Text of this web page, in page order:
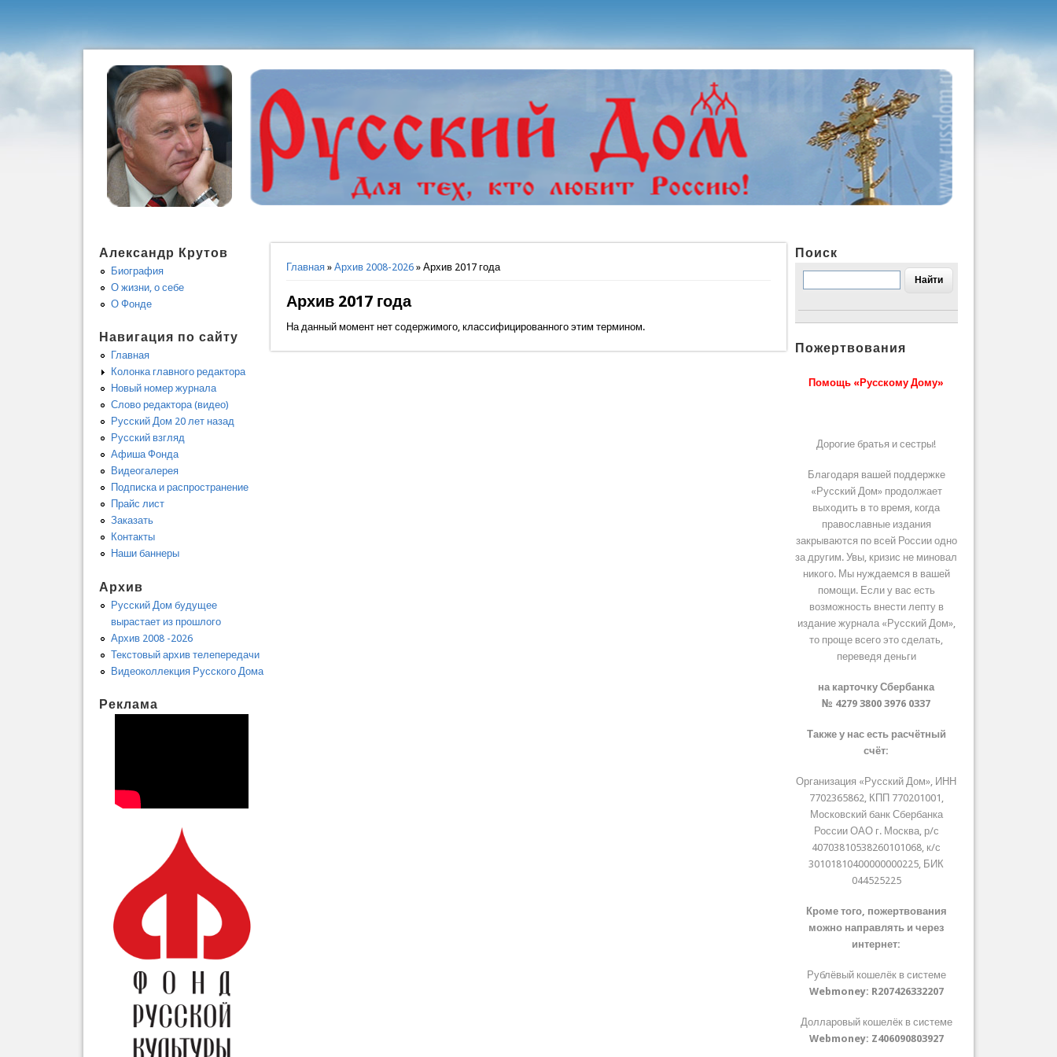
Вы здесь
Главная »Архив 2008-2026 » Архив 2017 года
Архив 2017 года
На данный момент нет содержимого, классифицированного этим термином.
Александр Крутов
Биография
О жизни, о себе
О Фонде
Навигация по сайту
Главная
Колонка главного редактора
Новый номер журнала
Слово редактора (видео)
Русский Дом 20 лет назад
Русский взгляд
Афиша Фонда
Видеогалерея
Подписка и распространение
Прайс лист
Заказать
Контакты
Наши баннеры
Архив
Русский Дом будущее
вырастает из прошлого
Архив 2008 -2026
Текстовый архив телепередачи
Видеоколлекция Русского Дома
Реклама
Поиск
Пожертвования
Помощь «Русскому Дому»
Дорогие братья и сестры!
Благодаря вашей поддержке
«Русский Дом» продолжает
выходить в то время, когда
православные издания
закрываются по всей России одно
за другим. Увы, кризис не миновал
никого. Мы нуждаемся в вашей
помощи. Если у вас есть
возможность внести лепту в
издание журнала «Русский Дом»,
то проще всего это сделать,
переведя деньги
на карточку Сбербанка
№ 4279 3800 3976 0337
Также у нас есть расчётный
счёт:
Организация «Русский Дом», ИНН
7702365862, КПП 770201001,
Московский банк Сбербанка
России ОАО г. Москва, р/с
40703810538260101068, к/с
30101810400000000225, БИК
044525225
Кроме того, пожертвования
можно направлять и через
интернет:
Рублёвый кошелёк в системе
Webmoney: R207426332207
Долларовый кошелёк в системе
Webmoney: Z406090803927